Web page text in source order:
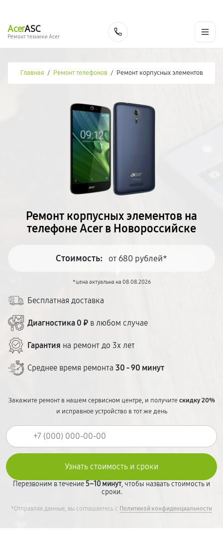
AcerASC
Ремонт техники Acer
Главная / Ремонт телефонов / Ремонт корпусных элементов
Ремонт корпусных элементов на
телефоне Acer в Новороссийске
Стоимость: от 680 рублей*
*цена актуальна на 08.08.2026
Бесплатная доставка
Диагностика 0 ₽ в любом случае
Гарантия на ремонт до 3х лет
Среднее время ремонта 30 - 90 минут
Закажите ремонт в нашем сервисном центре, и получитескидку 20%
и исправное устройство в тот же день
Перезвоним в течение 5–10 минут, чтобы назвать стоимость и
сроки.
*Отправляя данные, вы соглашаетесь с Политикой конфиденциальности